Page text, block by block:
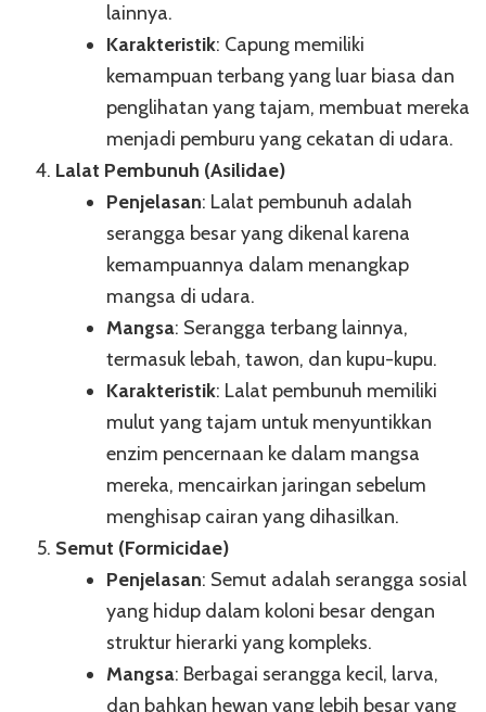
lainnya.
Karakteristik: Capung memiliki
kemampuan terbang yang luar biasa dan
penglihatan yang tajam, membuat mereka
menjadi pemburu yang cekatan di udara.
Lalat Pembunuh (Asilidae)
Penjelasan: Lalat pembunuh adalah
serangga besar yang dikenal karena
kemampuannya dalam menangkap
mangsa di udara.
Mangsa: Serangga terbang lainnya,
termasuk lebah, tawon, dan kupu-kupu.
Karakteristik: Lalat pembunuh memiliki
mulut yang tajam untuk menyuntikkan
enzim pencernaan ke dalam mangsa
mereka, mencairkan jaringan sebelum
menghisap cairan yang dihasilkan.
Semut (Formicidae)
Penjelasan: Semut adalah serangga sosial
yang hidup dalam koloni besar dengan
struktur hierarki yang kompleks.
Mangsa: Berbagai serangga kecil, larva,
dan bahkan hewan yang lebih besar yang